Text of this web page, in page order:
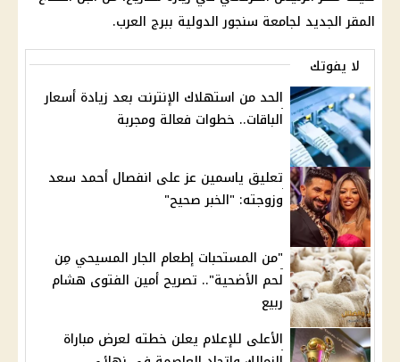
المقر الجديد لجامعة سنجور الدولية ببرج العرب.
لا يفوتك
الحد من استهلاك الإنترنت بعد زيادة أسعار
الباقات.. خطوات فعالة ومجربة
تعليق ياسمين عز على انفصال أحمد سعد
وزوجته: "الخبر صحيح"
"من المستحبات إطعام الجار المسيحي مِن
لحم الأضحية".. تصريح أمين الفتوى هشام
ربيع
الأعلى للإعلام يعلن خطته لعرض مباراة